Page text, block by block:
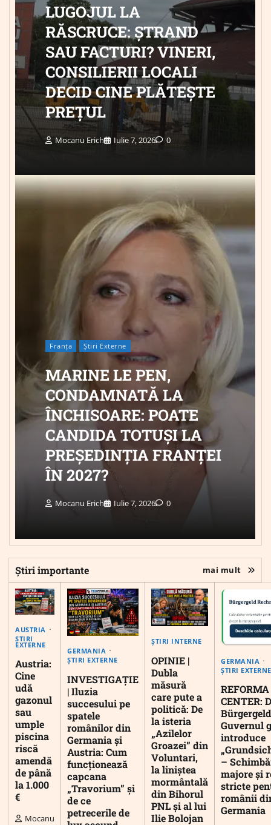
LUGOJUL LA
RĂSCRUCE: ȘTRAND
SAU FACTURI? VINERI,
CONSILIERII LOCALI
DECID CINE PLĂTEȘTE
PREȚUL
Mocanu Erich Iulie 7, 2026 0
Franța Știri Externe
MARINE LE PEN,
CONDAMNATĂ LA
ÎNCHISOARE: POATE
CANDIDA TOTUȘI LA
PREȘEDINȚIA FRANȚEI
ÎN 2027?
Mocanu Erich Iulie 7, 2026 0
Știri importante mai mult
AUSTRIA
ȘTIRI
EXTERNE
Austria:
Cine
udă
gazonul
sau
umple
piscina
riscă
amendă
de până
la 1.000
€
Mocanu
GERMANIA
ȘTIRI EXTERNE
INVESTIGAȚIE
| Iluzia
succesului pe
spatele
românilor din
Germania și
Austria: Cum
funcționează
capcana
„Travorium” și
de ce
petrecerile de
ȘTIRI INTERNE
OPINIE |
Dubla
măsură
care pute a
politică: De
la isteria
„Azilelor
Groazei” din
Voluntari,
la liniștea
mormântală
din Bihorul
PNL și al lui
Ilie Bolojan
GERMANIA
ȘTIRI EXTERNE
CENTER:
Guvernul
introduce
–
majore și
stricte
românii
Germania